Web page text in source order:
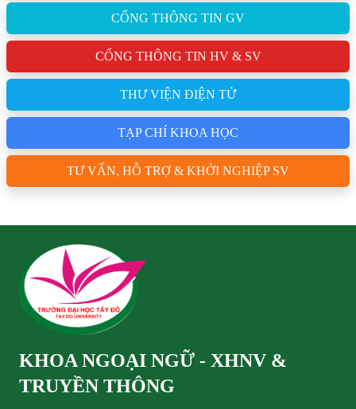
CỔNG THÔNG TIN GV
CỔNG THÔNG TIN HV & SV
THƯ VIỆN ĐIỆN TỬ
TẠP CHÍ KHOA HỌC
TƯ VẤN, HỖ TRỢ & KHỞI NGHIỆP SV
KHOA NGOẠI NGỮ - XHNV &
TRUYỀN THÔNG